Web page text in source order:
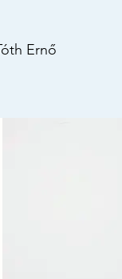
Ernő
pillanatnyi
- nem a